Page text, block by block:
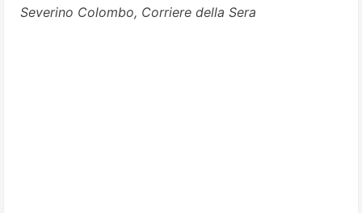
Severino Colombo, Corriere della Sera